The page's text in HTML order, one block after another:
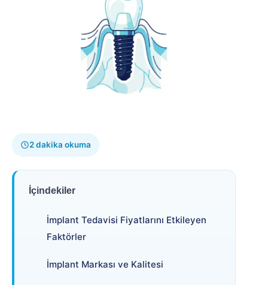
2 dakika okuma
İçindekiler
İmplant Tedavisi Fiyatlarını Etkileyen
Faktörler
İmplant Markası ve Kalitesi